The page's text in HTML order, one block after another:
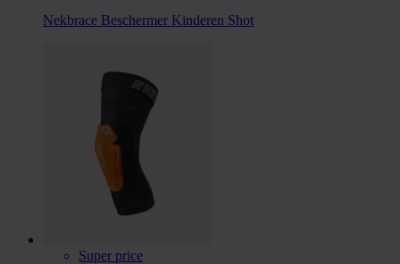
Nekbrace Beschermer Kinderen Shot
Super price